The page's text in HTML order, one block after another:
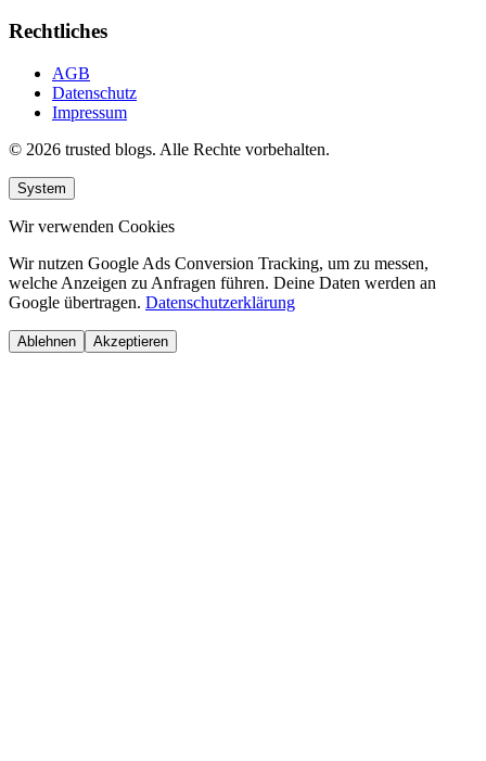
Rechtliches
AGB
Datenschutz
Impressum
© 2026 trusted blogs. Alle Rechte vorbehalten.
System
Wir verwenden Cookies
Wir nutzen Google Ads Conversion Tracking, um zu messen,
welche Anzeigen zu Anfragen führen. Deine Daten werden an
Google übertragen. Datenschutzerklärung
Ablehnen Akzeptieren